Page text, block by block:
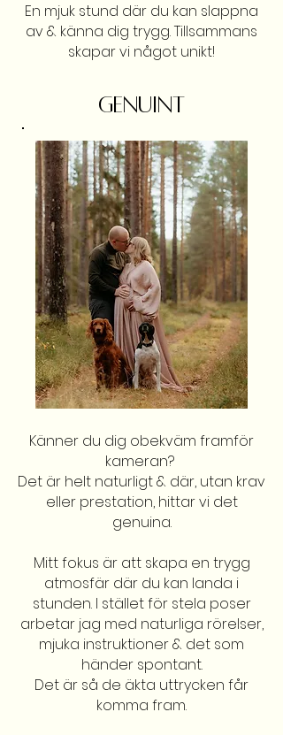
En mjuk stund där du kan slappna
av & känna dig trygg. Tillsammans
skapar vi något unikt!
GENUINT
Känner du dig obekväm framför
kameran?
Det är helt naturligt & där, utan krav
eller prestation, hittar vi det
genuina.
Mitt fokus är att skapa en trygg
atmosfär där du kan landa i
stunden. I stället för stela poser
arbetar jag med naturliga rörelser,
mjuka instruktioner & det som
händer spontant.
Det är så de äkta uttrycken får
komma fram.